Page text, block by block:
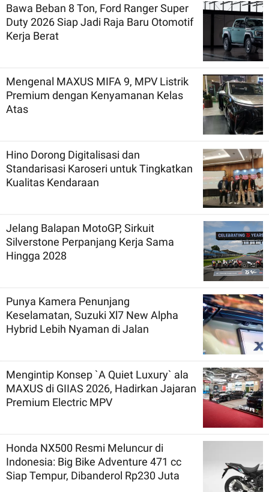
Bawa Beban 8 Ton, Ford Ranger Super
Duty 2026 Siap Jadi Raja Baru Otomotif
Kerja Berat
Mengenal MAXUS MIFA 9, MPV Listrik
Premium dengan Kenyamanan Kelas
Atas
Hino Dorong Digitalisasi dan
Standarisasi Karoseri untuk Tingkatkan
Kualitas Kendaraan
Jelang Balapan MotoGP, Sirkuit
Silverstone Perpanjang Kerja Sama
Hingga 2028
Punya Kamera Penunjang
Keselamatan, Suzuki Xl7 New Alpha
Hybrid Lebih Nyaman di Jalan
Mengintip Konsep `A Quiet Luxury` ala
MAXUS di GIIAS 2026, Hadirkan Jajaran
Premium Electric MPV
Honda NX500 Resmi Meluncur di
Indonesia: Big Bike Adventure 471 cc
Siap Tempur, Dibanderol Rp230 Juta